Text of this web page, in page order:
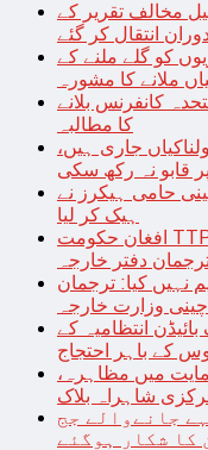
مخالف تقریر کے
انتقال کر گئے
کو گلے ملنے کے
ملانے کا مشورہ
کانفرنس بلانے
کا مطالبہ
جاری ہیں،
قابو نہ رکھ سکی
حامی ہیکرز نے
ہیک کر لیا
افغان حکومت TTP قیادت کو پاکستان کے حوالے کرے،
دفتر خارجہ
نہیں کیا: ترجمان
چینی وزارت خارجہ
انتظامیہ کے
کے باہر احتجاج
میں مظاہرہ،
شاہراہ بلاک
جانےوالے جج
کا شکار ہوگئے